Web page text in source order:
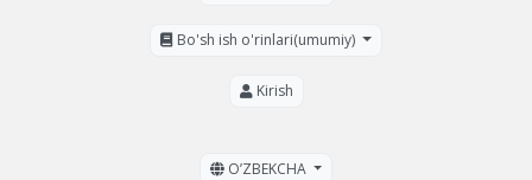
Bo'sh ish o'rinlari(umumiy)
Kirish
OʼZBEKCHA